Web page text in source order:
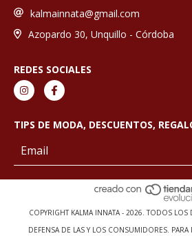
kalmainnata@gmail.com
Azopardo 30, Unquillo - Córdoba
REDES SOCIALES
TIPS DE MODA, DESCUENTOS,
COPYRIGHT KALMA INNATA - 2026. TODOS LOS
DEFENSA DE LAS Y LOS CONSUMIDORES. PARA